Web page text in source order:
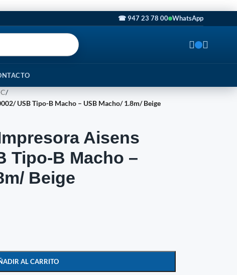
☎ 947 23 78 00 WhatsApp
/
USB Tipo-B Macho – USB Macho/ 1.8m/ Beige
Aisens
Tipo-B Macho –
Beige
AL CARRITO